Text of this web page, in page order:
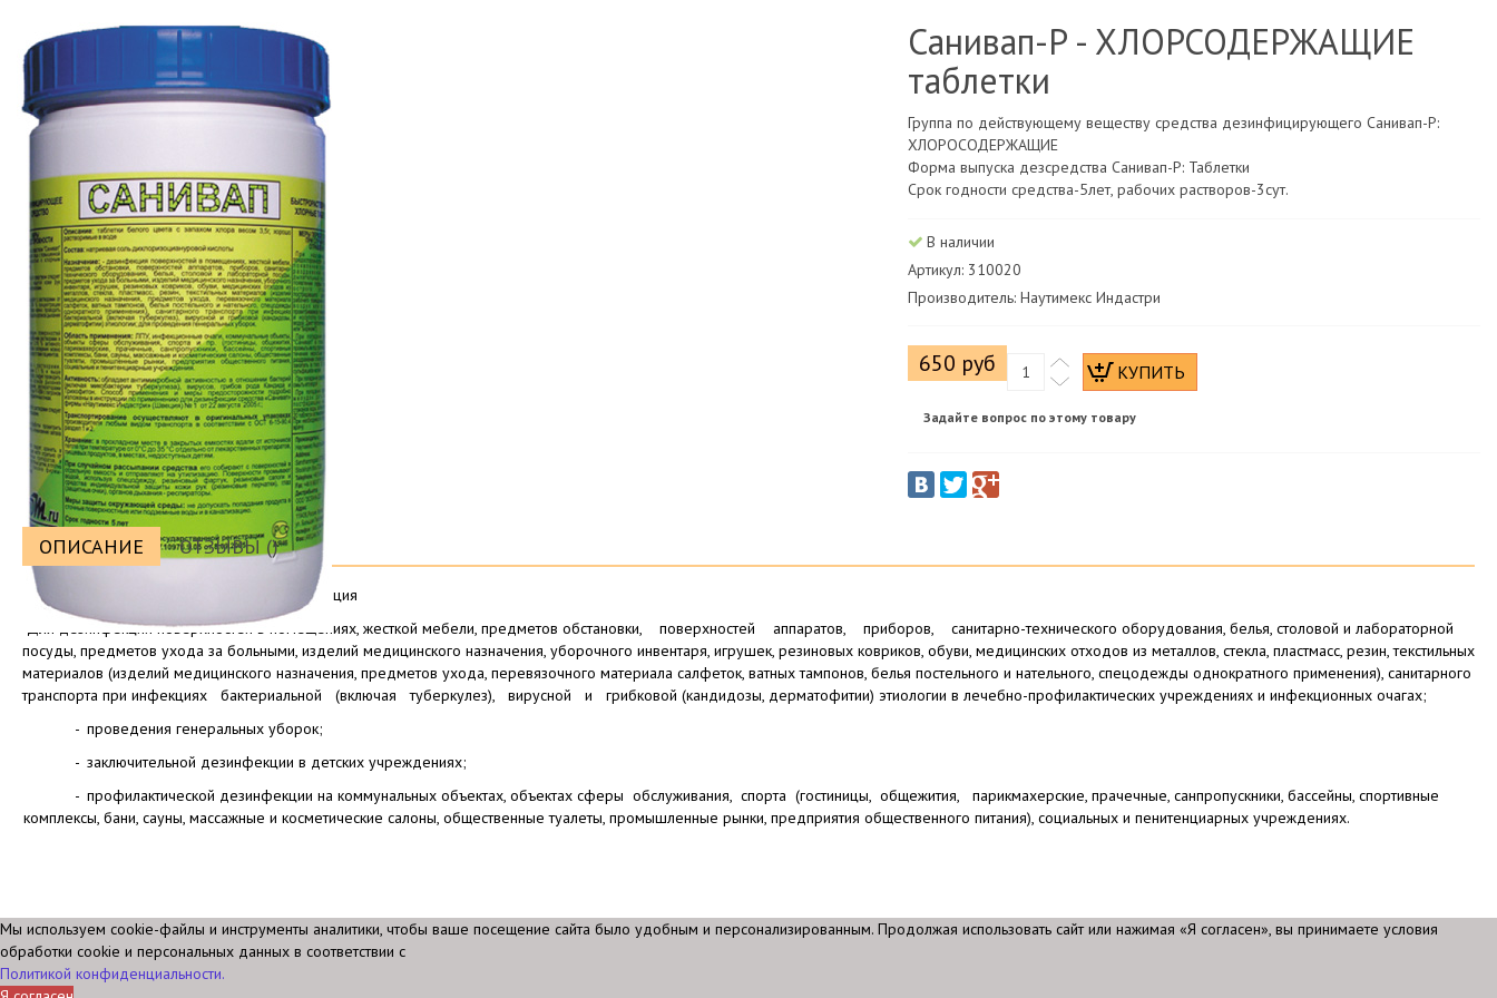
Санивап-Р - ХЛОРСОДЕРЖАЩИЕ
таблетки
Группа по действующему веществу средства дезинфицирующего Санивап-Р:
ХЛОРОСОДЕРЖАЩИЕ
Форма выпуска дезсредства Санивап-Р: Таблетки
Срок годности средства-5лет, рабочих растворов-3сут.
В наличии
Артикул: 310020
Производитель: Наутимекс Индастри
650 руб
Задайте вопрос по этому товару
ОПИСАНИЕ ОТЗЫВЫ ()
Санивап-Р
таблетки (300шт)/Наутимекс, Швеция
Для дезинфекции поверхностей в помещениях, жесткой мебели, предметов обстановки, поверхностей аппаратов, приборов, санитарно-технического оборудования, белья, столовой и лабораторной
посуды, предметов ухода за больными, изделий медицинского назначения, уборочного инвентаря, игрушек, резиновых ковриков, обуви, медицинских отходов из металлов, стекла, пластмасс, резин, текстильных
материалов (изделий медицинского назначения, предметов ухода, перевязочного материала салфеток, ватных тампонов, белья постельного и нательного, спецодежды однократного применения), санитарного
транспорта при инфекциях бактериальной (включая туберкулез), вирусной и грибковой (кандидозы, дерматофитии) этиологии в лечебно-профилактических учреждениях и инфекционных очагах;
- проведения генеральных уборок;
- заключительной дезинфекции в детских учреждениях;
- профилактической дезинфекции на коммунальных объектах, объектах сферы обслуживания, спорта (гостиницы, общежития, парикмахерские, прачечные, санпропускники, бассейны, спортивные
комплексы, бани, сауны, массажные и косметические салоны, общественные туалеты, промышленные рынки, предприятия общественного питания), социальных и пенитенциарных учреждениях.
Мы используем cookie-файлы и инструменты аналитики, чтобы ваше посещение сайта было удобным и персонализированным. Продолжая использовать сайт или нажимая «Я согласен», вы принимаете условия
обработки cookie и персональных данных в соответствии с
Политикой конфиденциальности.